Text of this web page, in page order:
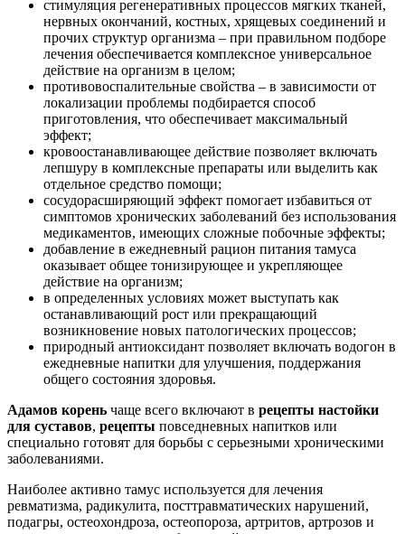
стимуляция регенеративных процессов мягких тканей,
нервных окончаний, костных, хрящевых соединений и
прочих структур организма – при правильном подборе
лечения обеспечивается комплексное универсальное
действие на организм в целом;
противовоспалительные свойства – в зависимости от
локализации проблемы подбирается способ
приготовления, что обеспечивает максимальный
эффект;
кровоостанавливающее действие позволяет включать
лепшуру в комплексные препараты или выделить как
отдельное средство помощи;
сосудорасширяющий эффект помогает избавиться от
симптомов хронических заболеваний без использования
медикаментов, имеющих сложные побочные эффекты;
добавление в ежедневный рацион питания тамуса
оказывает общее тонизирующее и укрепляющее
действие на организм;
в определенных условиях может выступать как
останавливающий рост или прекращающий
возникновение новых патологических процессов;
природный антиоксидант позволяет включать водогон в
ежедневные напитки для улучшения, поддержания
общего состояния здоровья.
Адамов корень чаще всего включают в рецепты настойки
для суставов, рецепты повседневных напитков или
специально готовят для борьбы с серьезными хроническими
заболеваниями.
Наиболее активно тамус используется для лечения
ревматизма, радикулита, посттравматических нарушений,
подагры, остеохондроза, остеопороза, артритов, артрозов и